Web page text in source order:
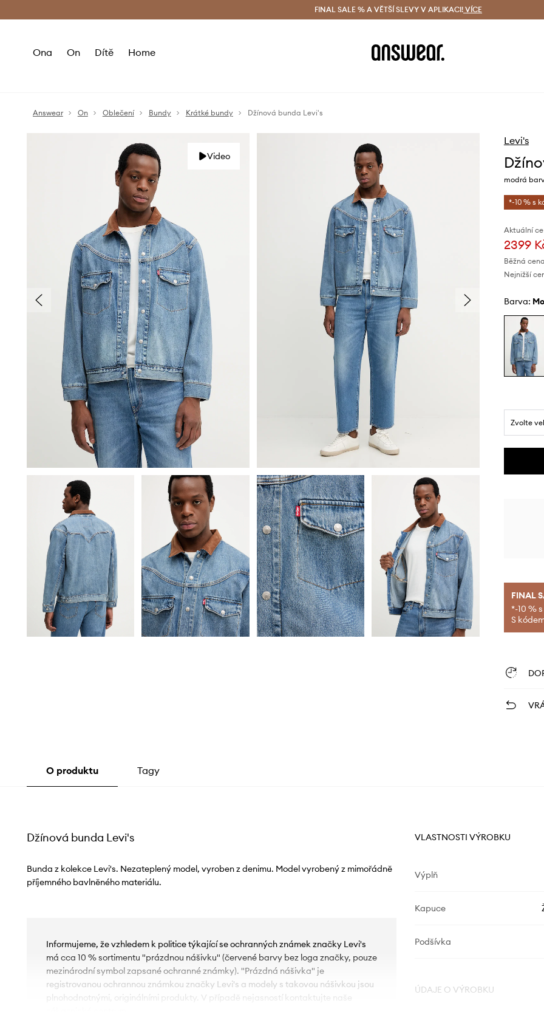
Doručení a vrácení zdarma (od 1800 Kč) Doručení i do 24 h
FINAL SALE % A VĚTŠÍ SLEVY V APLIKACI! VÍCE
Ona On Dítě Home
Answear On Oblečení Bundy Krátké bundy Džínová bunda Levi's
Video
Levi's
modrá
*-10 % s
Aktuální
2399
Běžná
Nejnižší
Barva:
Zvolte
FINAL
*-10 %
S
O produktu Tagy
Džínová bunda Levi's
Bunda z kolekce Levi's. Nezateplený model, vyroben z denimu. Model vyrobený z mimořádně
příjemného bavlněného materiálu.
Informujeme, že vzhledem k politice týkající se ochranných známek značky Levi's
má cca 10 % sortimentu "prázdnou nášivku" (červené barvy bez loga značky, pouze
mezinárodní symbol zapsané ochranné známky). "Prázdná nášivka" je
registrovanou ochrannou známkou značky Levi's a modely s takovou nášivkou jsou
plnohodnotnými, originálními produkty. V případě nejasností kontaktujte naše
VLASTNOSTI VÝROBKU
Výplň
Kapuce
Podšívka
ÚDAJE O VÝROBKU